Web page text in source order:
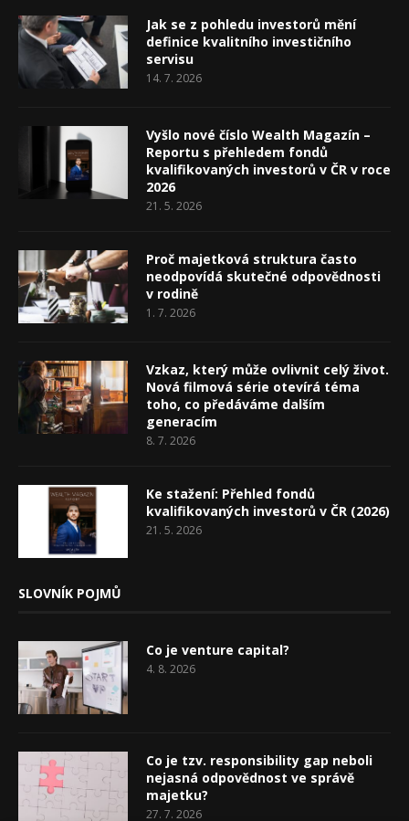
Jak se z pohledu investorů mění
definice kvalitního investičního
servisu
14. 7. 2026
Vyšlo nové číslo Wealth Magazín –
Reportu s přehledem fondů
kvalifikovaných investorů v ČR v roce
2026
21. 5. 2026
Proč majetková struktura často
neodpovídá skutečné odpovědnosti
v rodině
1. 7. 2026
Vzkaz, který může ovlivnit celý život.
Nová filmová série otevírá téma
toho, co předáváme dalším
generacím
8. 7. 2026
Ke stažení: Přehled fondů
kvalifikovaných investorů v ČR (2026)
21. 5. 2026
SLOVNÍK POJMŮ
Co je venture capital?
4. 8. 2026
Co je tzv. responsibility gap neboli
nejasná odpovědnost ve správě
majetku?
27. 7. 2026